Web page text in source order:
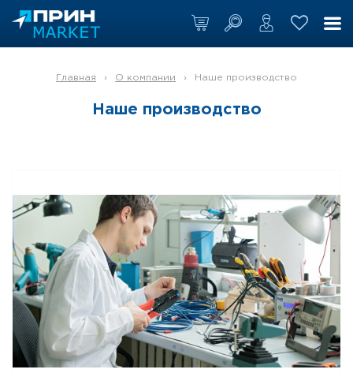
Главная › О компании › Наше производство
Наше производство